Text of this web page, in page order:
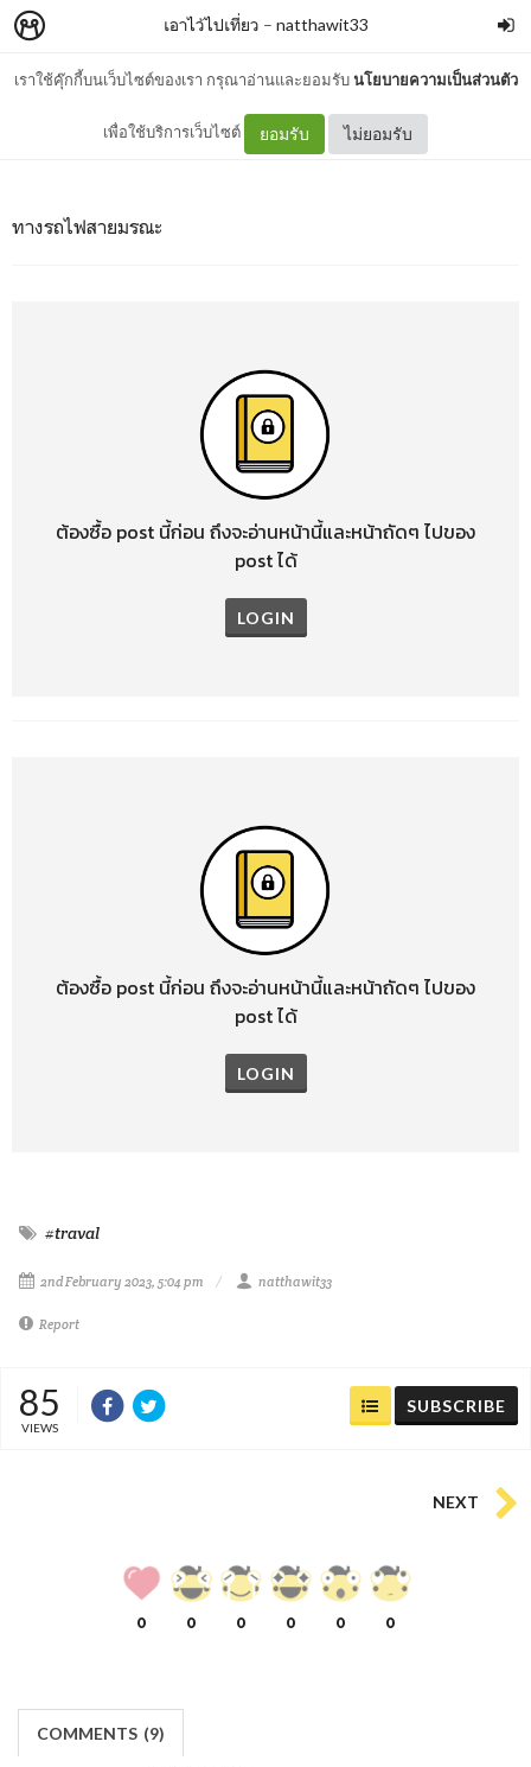
เราใช้คุ๊กกี้บนเว็บไซต์ของเรา กรุณาอ่านและยอมรับนโยบายความเป็นส่วนตัว
เพื่อใช้บริการเว็บไซต์ ยอมรับ ไม่ยอมรับ
เอาไว้ไปเที่ยว – natthawit33
ทางรถไฟสายมรณะ
ทางรถไฟสายมรณะ
ต้องซื้อ post นี้ก่อน ถึงจะอ่านหน้านี้และหน้าถัดๆ ไปของ
post ได้
LOGIN
ต้องซื้อ post นี้ก่อน ถึงจะอ่านหน้านี้และหน้าถัดๆ ไปของ
post ได้
LOGIN
#traval
2nd February 2023, 5:04 pm natthawit33
Report
85
VIEWS
SUBSCRIBE
NEXT
0 0 0 0 0 0
COMMENTS (9)